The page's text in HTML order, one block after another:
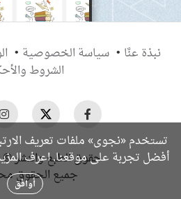
نبذة عنَّا سياسة الخصوصية
الشروط
حقوق الطبع والنشر © ٢٠٢٦ نجوى
جميع الحقوق
تستخدم «نجوى» ملفات تعريف
أفضل تجربة على موقعنا. اعرف
أوافق